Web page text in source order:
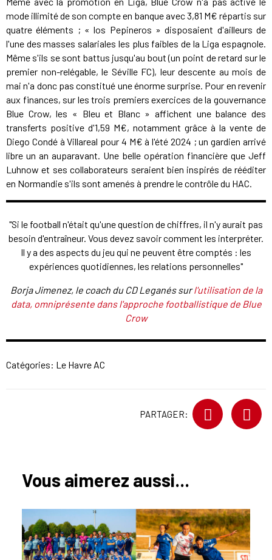
mode illimité de son compte en banque avec 3,81 M€ répartis sur
quatre éléments ; « los Pepineros » disposaient d'ailleurs de
l'une des masses salariales les plus faibles de la Liga espagnole.
Même s'ils se sont battus jusqu'au bout (un point de retard sur le
premier non-relégable, le Séville FC), leur descente au mois de
mai n'a donc pas constitué une énorme surprise. Pour en revenir
aux finances, sur les trois premiers exercices de la gouvernance
Blue Crow, les « Bleu et Blanc » affichent une balance des
transferts positive d'1,59 M€, notamment grâce à la vente de
Diego Condé à Villareal pour 4 M€ à l'été 2024 ; un gardien arrivé
libre un an auparavant. Une belle opération financière que Jeff
Luhnow et ses collaborateurs seraient bien inspirés de rééditer
en Normandie s'ils sont amenés à prendre le contrôle du HAC.
"Si le football n'était qu'une question de chiffres, il n'y aurait pas
besoin d'entraîneur. Vous devez savoir comment les interpréter.
Il y a des aspects du jeu qui ne peuvent être comptés : les
expériences quotidiennes, les relations personnelles"
Borja Jimenez, le coach du CD Leganés surl'utilisation de la
data, omniprésente dans l'approche footballistique de Blue
Crow
Catégories: Le Havre AC
PARTAGER:
Vous aimerez aussi...